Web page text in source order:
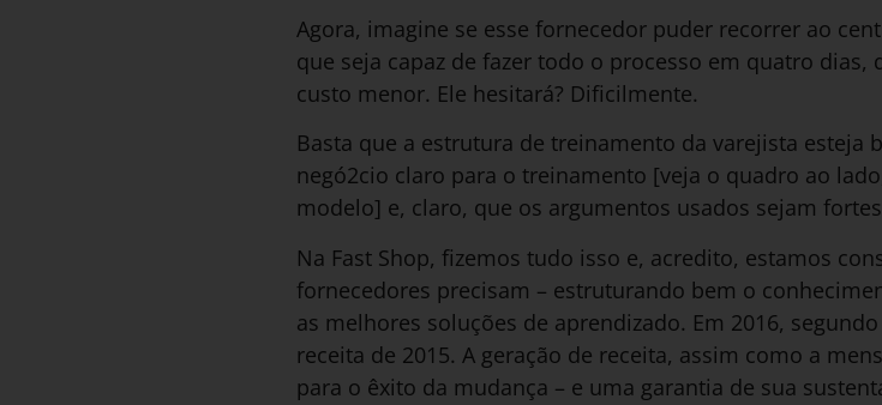
Agora, imagine se esse fornecedor puder recorrer ao
que seja capaz de fazer todo o processo em quatro
custo menor. Ele hesitará? Dificilmente.
Basta que a estrutura de treinamento da varejista esteja
negó2cio claro para o treinamento [veja o quadro ao
modelo] e, claro, que os argumentos usados sejam
Na Fast Shop, fizemos tudo isso e, acredito, estamos
fornecedores precisam – estruturando bem o
as melhores soluções de aprendizado. Em 2016,
receita de 2015. A geração de receita, assim como a
para o êxito da mudança – e uma garantia de sua